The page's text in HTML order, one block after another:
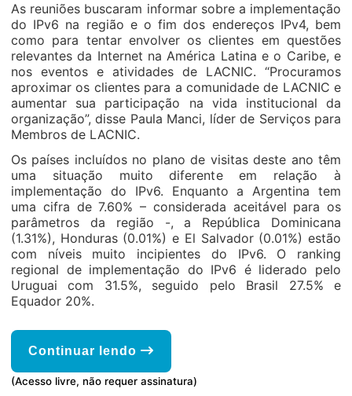
As reuniões buscaram informar sobre a implementação
do IPv6 na região e o fim dos endereços IPv4, bem
como para tentar envolver os clientes em questões
relevantes da Internet na América Latina e o Caribe, e
nos eventos e atividades de LACNIC. “Procuramos
aproximar os clientes para a comunidade de LACNIC e
aumentar sua participação na vida institucional da
organização”, disse Paula Manci, líder de Serviços para
Membros de LACNIC.
Os países incluídos no plano de visitas deste ano têm
uma situação muito diferente em relação à
implementação do IPv6. Enquanto a Argentina tem
uma cifra de 7.60% – considerada aceitável para os
parâmetros da região -, a República Dominicana
(1.31%), Honduras (0.01%) e El Salvador (0.01%) estão
com níveis muito incipientes do IPv6. O ranking
regional de implementação do IPv6 é liderado pelo
Uruguai com 31.5%, seguido pelo Brasil 27.5% e
Equador 20%.
Continuar lendo
(Acesso livre, não requer assinatura)